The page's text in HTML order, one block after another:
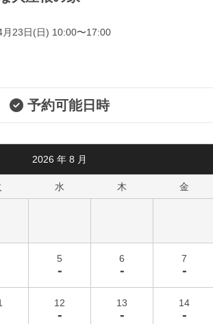
23日(日) 10:00〜17:00
予約可能日時
2026 年 8 月
水 木 金
5
-
6
-
7
-
12
-
13
-
14
-